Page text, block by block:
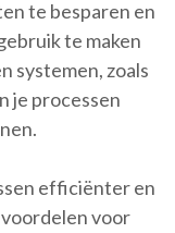
te besparen en
te maken
systemen, zoals
je processen
efficiënter en
voor